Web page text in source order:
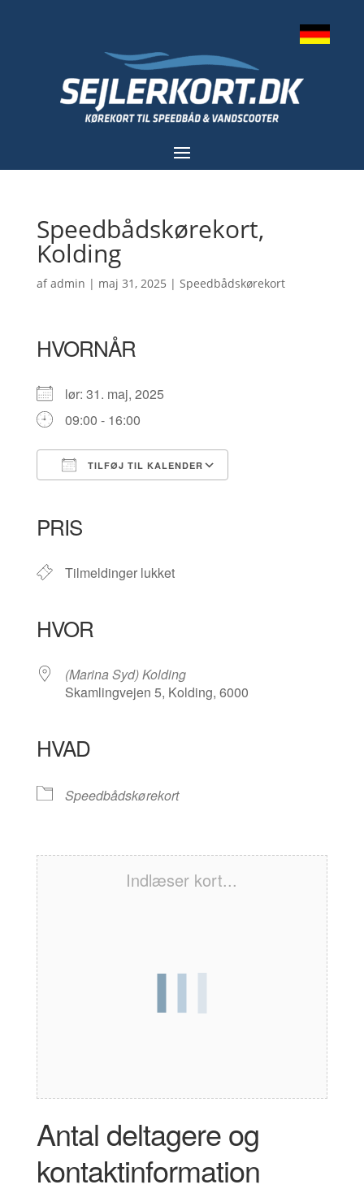
Speedbådskørekort,
Kolding
afadmin | maj 31, 2025 | Speedbådskørekort
HVORNÅR
lør: 31. maj, 2025
09:00 - 16:00
TILFØJ TIL KALENDER
PRIS
Tilmeldinger lukket
HVOR
(Marina Syd) Kolding
Skamlingvejen 5, Kolding, 6000
HVAD
Speedbådskørekort
Indlæser kort...
Antal deltagere og
kontaktinformation